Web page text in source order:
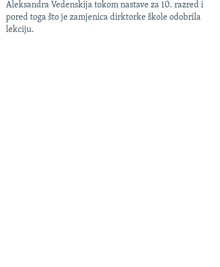
Aleksandra Vedenskija tokom nastave za 10. razred i
pored toga što je zamjenica dirktorke škole odobrila
lekciju.